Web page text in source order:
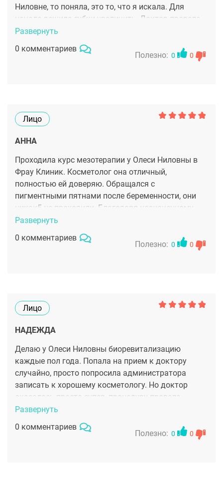
Ниловне, то поняла, это то, что я искала. Для
начала решила губки увеличить. Доктор провела
полную консультацию, интересовалась здоровьем,
а уже потом обезболила и ввела ювидерм.
Сделала так аккуратно, что сразу и не понятно что
Развернуть
0 комментариев
Полезно: 0 0
Лицо
АННА
Проходила курс мезотерапии у Олеси Ниловны в
Фрау Клиник. Косметолог она отличный,
полностью ей доверяю. Обращался с
пигментными пятнами после беременности, они
никак5 не проходили. Благодаря назначенному
лечению удалось избавится от этого ужаса на
лице, остался последний сеанс мезотерапии. У
меня нет претензий, я довольна!
Развернуть
0 комментариев
Полезно: 0 0
Лицо
НАДЕЖДА
Делаю у Олеси Ниловны биоревитализацию
каждые пол года. Попала на прием к доктору
случайно, просто попросила администратора
записать к хорошему косметологу. Но доктор
оказалась просто супер, процедуру провела
качественно и не больно, настоящий
профессионал! Теперь рекомендую её как лучшего
косметолога!
Развернуть
0 комментариев
Полезно: 0 0